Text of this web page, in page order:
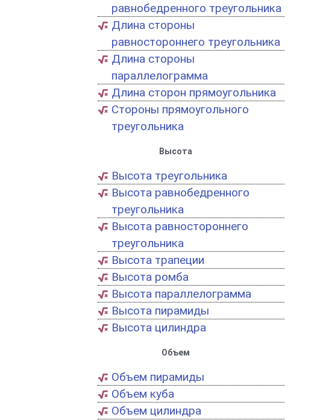
равнобедренного треугольника
Длина стороны
равностороннего треугольника
Длина стороны
параллелограмма
Длина сторон прямоугольника
Стороны прямоугольного
треугольника
Высота
Высота треугольника
Высота равнобедренного
треугольника
Высота равностороннего
треугольника
Высота трапеции
Высота ромба
Высота параллелограмма
Высота пирамиды
Высота цилиндра
Объем
Объем пирамиды
Объем куба
Объем цилиндра